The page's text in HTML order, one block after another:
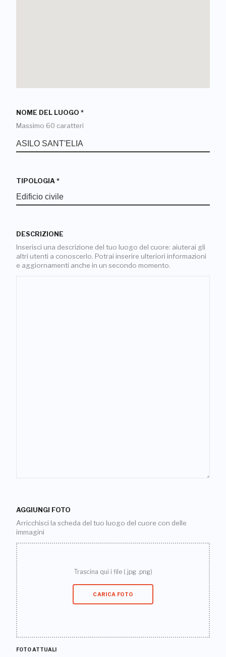
NOME DEL LUOGO *
Massimo 60 caratteri
TIPOLOGIA *
DESCRIZIONE
Inserisci una descrizione del tuo luogo del cuore: aiuterai gli
altri utenti a conoscerlo. Potrai inserire ulteriori informazioni
e aggiornamenti anche in un secondo momento.
AGGIUNGI FOTO
Arricchisci la scheda del tuo luogo del cuore con delle
immagini
Trascina qui i file (.jpg .png)
CARICA FOTO
FOTO ATTUALI